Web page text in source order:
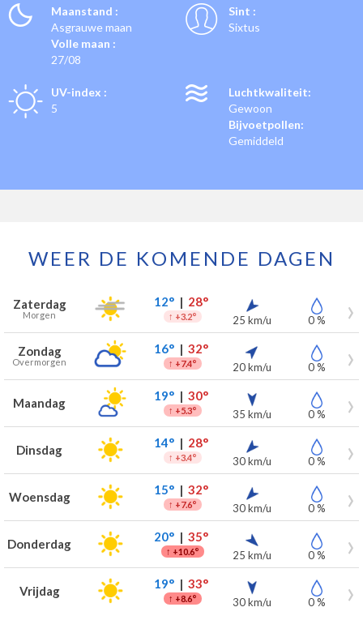
Maanstand :
Asgrauwe maan
Volle maan :
27/08
Sint :
Sixtus
UV-index :
5
Luchtkwaliteit:
Gewoon
Bijvoetpollen:
Gemiddeld
WEER DE KOMENDE DAGEN
Weersverwachting voor Herzele voor de komende 7 dagen
Dag Weer Temperaturen Wind Neerslag
Zaterdag
Morgen
12°| 28°
↑ +3.2° 25 km/u 0 %
Zondag
Overmorgen
16°| 32°
↑ +7.4° 20 km/u 0 %
Maandag 19°| 30°
↑ +5.3° 35 km/u 0 %
Dinsdag 14°| 28°
↑ +3.4° 30 km/u 0 %
Woensdag 15°| 32°
↑ +7.6° 30 km/u 0 %
Donderdag 20°| 35°
↑ +10.6° 25 km/u 0 %
Vrijdag 19°| 33°
↑ +8.6° 30 km/u 0 %